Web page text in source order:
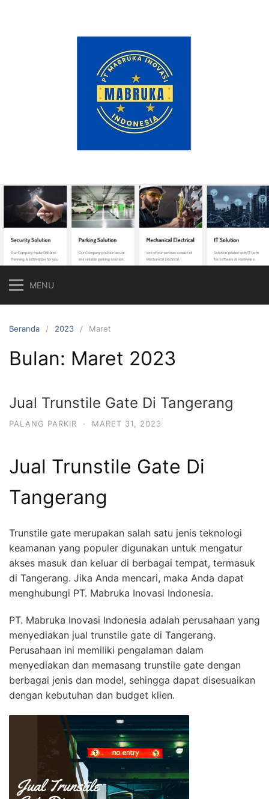
MENU
Beranda 2023 Maret
Bulan: Maret 2023
Jual Trunstile Gate Di Tangerang
PALANG PARKIR · MARET 31, 2023
Jual Trunstile Gate Di
Tangerang
Trunstile gate merupakan salah satu jenis teknologi
keamanan yang populer digunakan untuk mengatur
akses masuk dan keluar di berbagai tempat, termasuk
di Tangerang. Jika Anda mencari, maka Anda dapat
menghubungi PT. Mabruka Inovasi Indonesia.
PT. Mabruka Inovasi Indonesia adalah perusahaan yang
menyediakan jual trunstile gate di Tangerang.
Perusahaan ini memiliki pengalaman dalam
menyediakan dan memasang trunstile gate dengan
berbagai jenis dan model, sehingga dapat disesuaikan
dengan kebutuhan dan budget klien.